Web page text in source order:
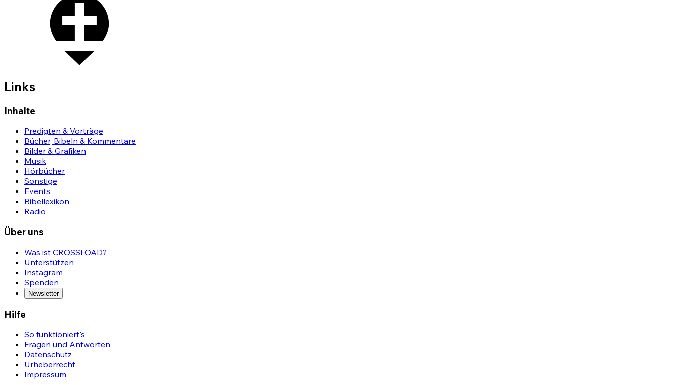
Links
Inhalte
Predigten & Vorträge
Bücher, Bibeln & Kommentare
Bilder & Grafiken
Musik
Hörbücher
Sonstige
Events
Bibellexikon
Radio
Über uns
Was ist CROSSLOAD?
Unterstützen
Instagram
Spenden
Newsletter
Hilfe
So funktioniert's
Fragen und Antworten
Datenschutz
Urheberrecht
Impressum